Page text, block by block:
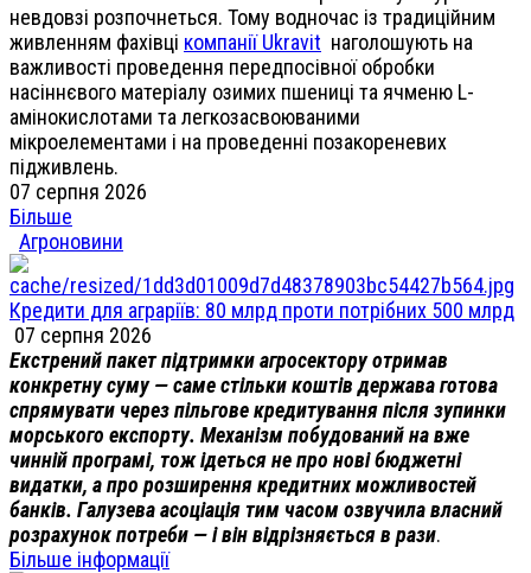
невдовзі розпочнеться. Тому водночас із традиційним
живленням фахівці компанії Ukravit наголошують на
важливості проведення передпосівної обробки
насіннєвого матеріалу озимих пшениці та ячменю L-
амінокислотами та легкозасвоюваними
мікроелементами і на проведенні позакореневих
підживлень.
07 серпня 2026
Більше
Агроновини
Кредити для аграріїв: 80 млрд проти потрібних 500 млрд
07 серпня 2026
Екстрений пакет підтримки агросектору отримав
конкретну суму — саме стільки коштів держава готова
спрямувати через пільгове кредитування після зупинки
морського експорту. Механізм побудований на вже
чинній програмі, тож ідеться не про нові бюджетні
видатки, а про розширення кредитних можливостей
банків. Галузева асоціація тим часом озвучила власний
розрахунок потреби — і він відрізняється в рази.
Більше інформації